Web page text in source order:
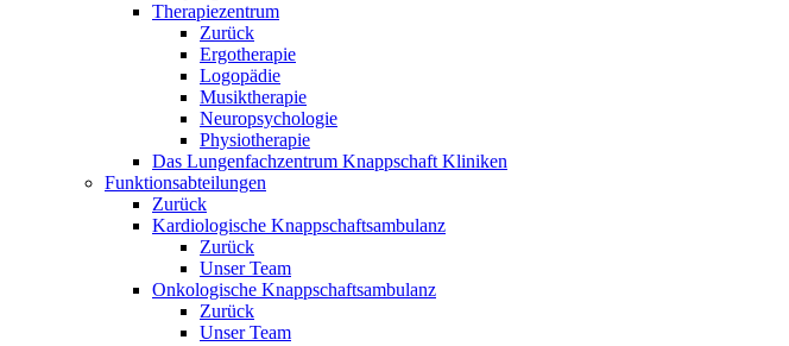
Therapiezentrum
Zurück
Ergotherapie
Logopädie
Musiktherapie
Neuropsychologie
Physiotherapie
Das Lungenfachzentrum Knappschaft Kliniken
Funktionsabteilungen
Zurück
Kardiologische Knappschaftsambulanz
Zurück
Unser Team
Onkologische Knappschaftsambulanz
Zurück
Unser Team